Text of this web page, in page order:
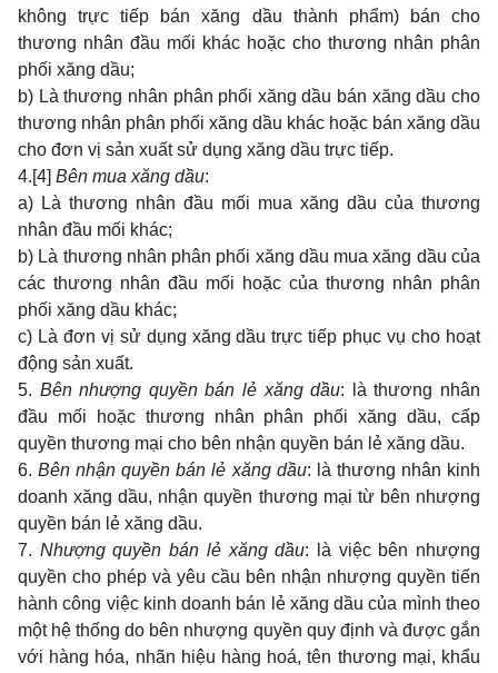
không trực tiếp bán xăng dầu thành phẩm) bán cho
thương nhân đầu mối khác hoặc cho thương nhân phân
phối xăng dầu;
b) Là thương nhân phân phối xăng dầu bán xăng dầu cho
thương nhân phân phối xăng dầu khác hoặc bán xăng dầu
cho đơn vị sản xuất sử dụng xăng dầu trực tiếp.
4.[4] Bên mua xăng dầu:
a) Là thương nhân đầu mối mua xăng dầu của thương
nhân đầu mối khác;
b) Là thương nhân phân phối xăng dầu mua xăng dầu của
các thương nhân đầu mối hoặc của thương nhân phân
phối xăng dầu khác;
c) Là đơn vị sử dụng xăng dầu trực tiếp phục vụ cho hoạt
động sản xuất.
5. Bên nhượng quyền bán lẻ xăng dầu: là thương nhân
đầu mối hoặc thương nhân phân phối xăng dầu, cấp
quyền thương mại cho bên nhận quyền bán lẻ xăng dầu.
6.Bên nhận quyền bán lẻ xăng dầu: là thương nhân kinh
doanh xăng dầu, nhận quyền thương mại từ bên nhượng
quyền bán lẻ xăng dầu.
7. Nhượng quyền bán lẻ xăng dầu: là việc bên nhượng
quyền cho phép và yêu cầu bên nhận nhượng quyền tiến
hành công việc kinh doanh bán lẻ xăng dầu của mình theo
một hệ thống do bên nhượng quyền quy định và được gắn
với hàng hóa, nhãn hiệu hàng hoá, tên thương mại, khẩu